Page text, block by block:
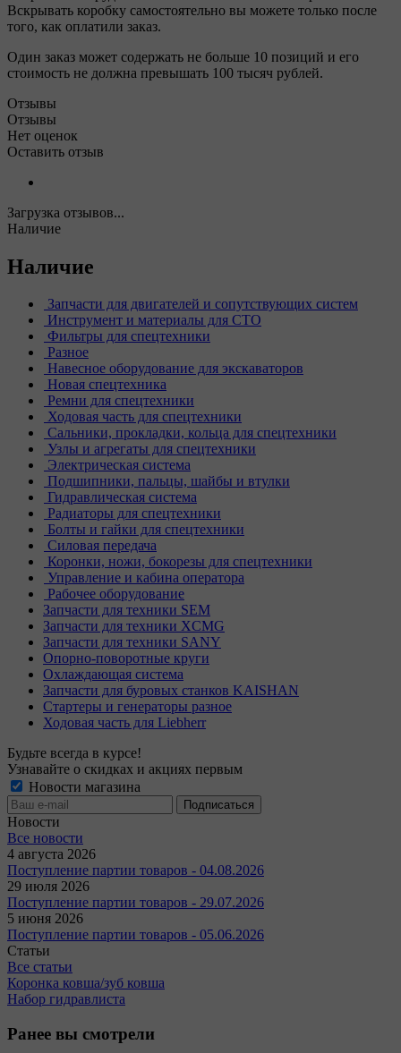
Вскрывать коробку самостоятельно вы можете только после
того, как оплатили заказ.
Один заказ может содержать не больше 10 позиций и его
стоимость не должна превышать 100 тысяч рублей.
Отзывы
Отзывы
Нет оценок
Оставить отзыв
Загрузка отзывов...
Наличие
Наличие
Запчасти для двигателей и сопутствующих систем
Инструмент и материалы для СТО
Фильтры для спецтехники
Разное
Навесное оборудование для экскаваторов
Новая спецтехника
Ремни для спецтехники
Ходовая часть для спецтехники
Сальники, прокладки, кольца для спецтехники
Узлы и агрегаты для спецтехники
Электрическая система
Подшипники, пальцы, шайбы и втулки
Гидравлическая система
Радиаторы для спецтехники
Болты и гайки для спецтехники
Силовая передача
Коронки, ножи, бокорезы для спецтехники
Управление и кабина оператора
Рабочее оборудование
Запчасти для техники SEM
Запчасти для техники XCMG
Запчасти для техники SANY
Опорно-поворотные круги
Охлаждающая система
Запчасти для буровых станков KAISHAN
Стартеры и генераторы разное
Ходовая часть для Liebherr
Будьте всегда в курсе!
Узнавайте о скидках и акциях первым
Новости магазина
Новости
Все новости
4 августа 2026
Поступление партии товаров - 04.08.2026
29 июля 2026
Поступление партии товаров - 29.07.2026
5 июня 2026
Поступление партии товаров - 05.06.2026
Статьи
Все статьи
Коронка ковша/зуб ковша
Набор гидравлиста
Ранее вы смотрели